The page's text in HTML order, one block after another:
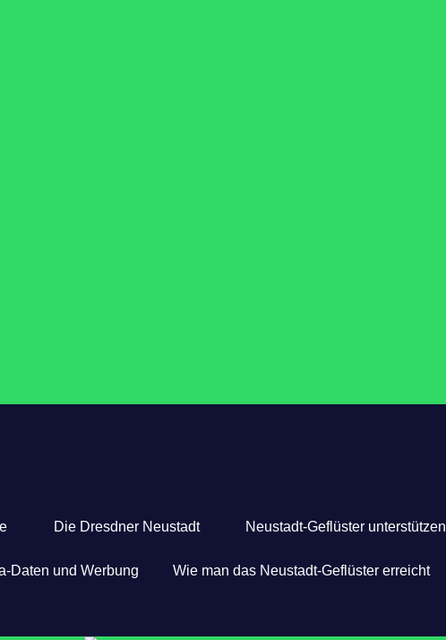
Die Dresdner Neustadt Neustadt-Geflüster unterstützen
Daten und Werbung Wie man das Neustadt-Geflüster erreicht